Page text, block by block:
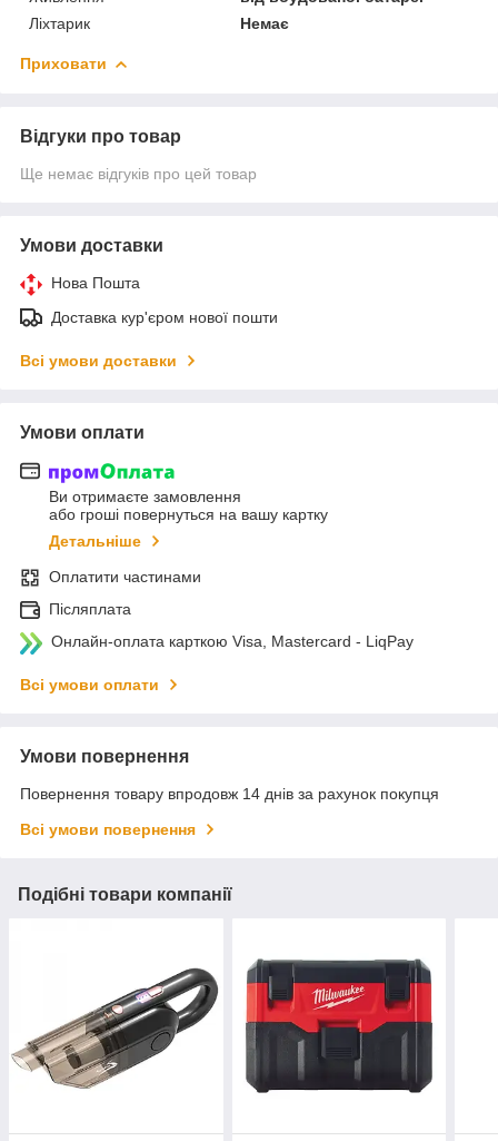
Ліхтарик
Немає
Приховати
Відгуки про товар
Ще немає відгуків про цей товар
Умови доставки
Нова Пошта
Доставка кур'єром нової пошти
Всі умови доставки
Умови оплати
Ви отримаєте замовлення
або гроші повернуться на вашу картку
Детальніше
Оплатити частинами
Післяплата
Онлайн-оплата карткою Visa, Mastercard - LiqPay
Всі умови оплати
Умови повернення
Повернення товару впродовж 14 днів за рахунок покупця
Всі умови повернення
Подібні товари компанії